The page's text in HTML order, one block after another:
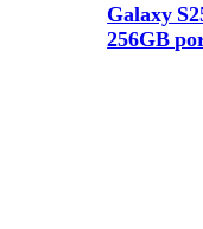
Galaxy
256GB